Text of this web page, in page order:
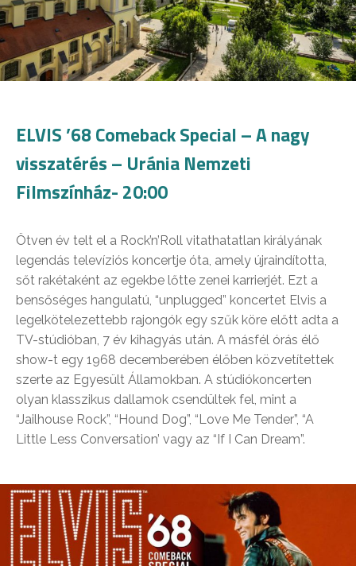
ELVIS ’68 Comeback Special – A nagy
visszatérés – Uránia Nemzeti
Filmszínház- 20:00
Ötven év telt el a Rock’n’Roll vitathatatlan királyának
legendás televíziós koncertje óta, amely újraindította,
sőt rakétaként az egekbe lőtte zenei karrierjét. Ezt a
bensőséges hangulatú, “unplugged” koncertet Elvis a
legelkötelezettebb rajongók egy szűk köre előtt adta a
TV-stúdióban, 7 év kihagyás után. A másfél órás élő
show-t egy 1968 decemberében élőben közvetítettek
szerte az Egyesült Államokban. A stúdiókoncerten
olyan klasszikus dallamok csendültek fel, mint a
“Jailhouse Rock”, “Hound Dog”, “Love Me Tender”, “A
Little Less Conversation’ vagy az “If I Can Dream”.